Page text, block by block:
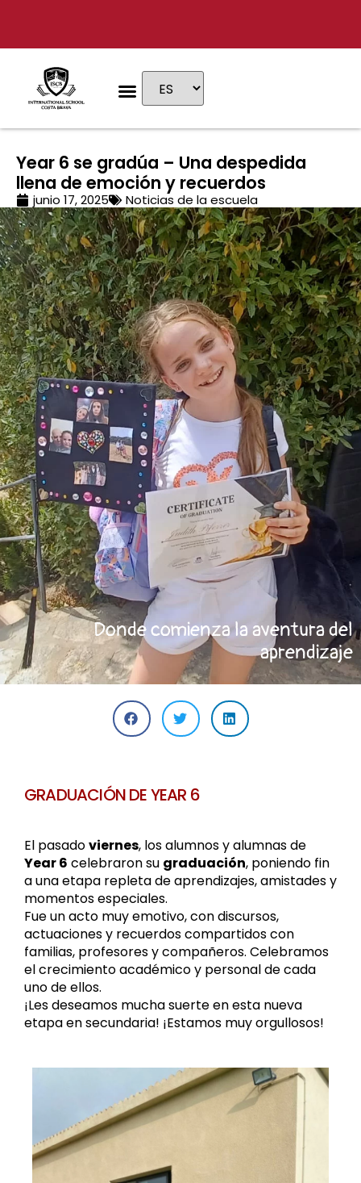
Year 6 se gradúa – Una despedida
llena de emoción y recuerdos
junio 17, 2025 Noticias de la escuela
Donde comienza la aventura del
aprendizaje
GRADUACIÓN DE YEAR 6
El pasadoviernes, los alumnos y alumnas de
Year 6 celebraron su graduación, poniendo fin
a una etapa repleta de aprendizajes, amistades y
momentos especiales.
Fue un acto muy emotivo, con discursos,
actuaciones y recuerdos compartidos con
familias, profesores y compañeros. Celebramos
el crecimiento académico y personal de cada
uno de ellos.
¡Les deseamos mucha suerte en esta nueva
etapa en secundaria! ¡Estamos muy orgullosos!